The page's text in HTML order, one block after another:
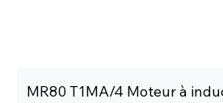
MR80 T1MA/4 Moteur à